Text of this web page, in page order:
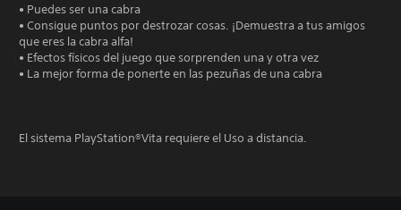
• Puedes ser una cabra
• Consigue puntos por destrozar cosas. ¡Demuestra a tus amigos
que eres la cabra alfa!
• Efectos físicos del juego que sorprenden una y otra vez
• La mejor forma de ponerte en las pezuñas de una cabra
El sistema PlayStation®Vita requiere el Uso a distancia.